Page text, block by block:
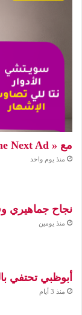
مع « The Next Ad…
منذ يوم واحد
نجاح جماهيري
منذ يومين
أبوظبي تحتفي
منذ 3 أيام